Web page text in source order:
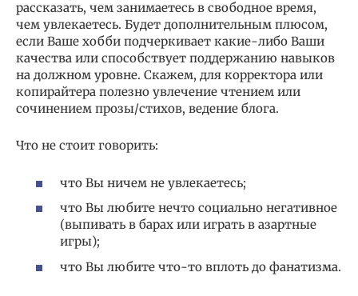
рассказать, чем занимаетесь в свободное время,
чем увлекаетесь. Будет дополнительным плюсом,
если Ваше хобби подчеркивает какие-либо Ваши
качества или способствует поддержанию навыков
на должном уровне. Скажем, для корректора или
копирайтера полезно увлечение чтением или
сочинением прозы/стихов, ведение блога.
Что не стоит говорить:
что Вы ничем не увлекаетесь;
что Вы любите нечто социально негативное
(выпивать в барах или играть в азартные
игры);
что Вы любите что-то вплоть до фанатизма.